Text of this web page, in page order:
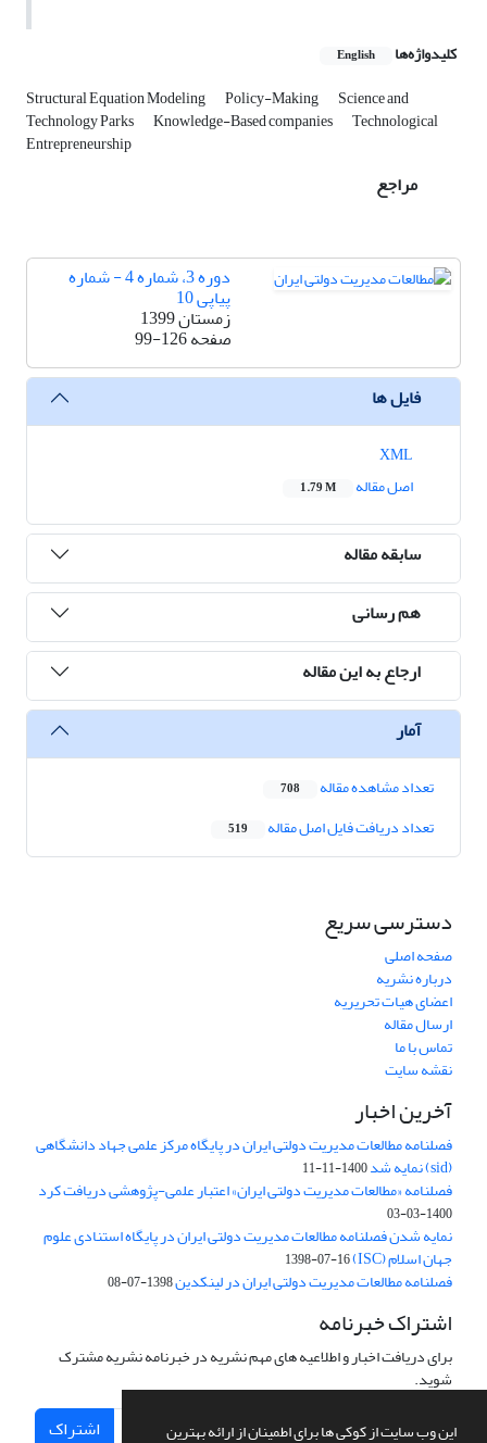
این وب سایت از کوکی ها برای اطمینان از ارائه بهترین
کلیدواژه‌ها English
Structural Equation Modeling Policy-Making Science and
Technology Parks Knowledge-Based companies Technological
Entrepreneurship
مراجع
دوره 3، شماره 4 - شماره
پیاپی 10
زمستان 1399
صفحه99-126
فایل ها
اصل مقاله
1.79 M
سابقه مقاله
هم رسانی
ارجاع به این مقاله
آمار
تعداد مشاهده مقاله 708
تعداد دریافت فایل اصل مقاله 519
دسترسی سریع
صفحه اصلی
درباره نشریه
اعضای هیات تحریریه
ارسال مقاله
تماس با ما
نقشه سایت
آخرین اخبار
فصلنامه مطالعات مدیریت دولتی ایران در پایگاه مرکز علمی جهاد دانشگاهی
(sid) نمایه شد 1400-11-11
فصلنامه «مطالعات مدیریت دولتی ایران» اعتبار علمی-پژوهشی دریافت کرد
1400-03-03
نمایه شدن فصلنامه مطالعات مدیریت دولتی ایران در پایگاه استنادی علوم
جهان اسلام (ISC) 1398-07-16
فصلنامه مطالعات مدیریت دولتی ایران در لینکدین1398-07-08
اشتراک خبرنامه
برای دریافت اخبار و اطلاعیه های مهم نشریه در خبرنامه نشریه مشترک
شوید.
اشتراک